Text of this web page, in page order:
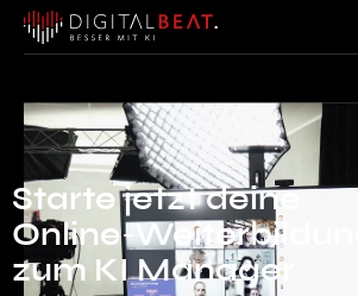
Starte jetzt deine
Online-Weiterbildung
zum KI Manager